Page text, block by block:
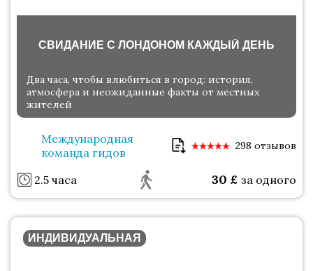
СВИДАНИЕ С ЛОНДОНОМ КАЖДЫЙ ДЕНЬ
Два часа, чтобы влюбиться в город: история,
атмосфера и неожиданные факты от местных
жителей
Международная
команда гидов
298 отзывов
2.5 часа 30 £ за одного
ИНДИВИДУАЛЬНАЯ